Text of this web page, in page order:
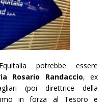
potrebbe essere
Rosario Randaccio, ex
(poi direttrice della
in forza al Tesoro e